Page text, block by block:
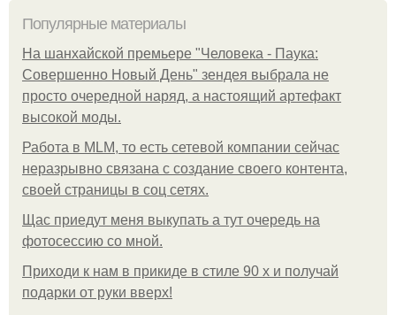
Популярные материалы
На шанхайской премьере "Человека - Паука:
Совершенно Новый День" зендея выбрала не
просто очередной наряд, а настоящий артефакт
высокой моды.
Работа в MLM, то есть сетевой компании сейчас
неразрывно связана с создание своего контента,
своей страницы в соц сетях.
Щас приедут меня выкупать а тут очередь на
фотосессию со мной.
Приходи к нам в прикиде в стиле 90 х и получай
подарки от руки вверх!